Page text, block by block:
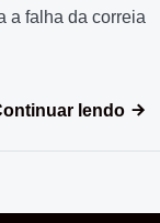
a falha da correia
lendo